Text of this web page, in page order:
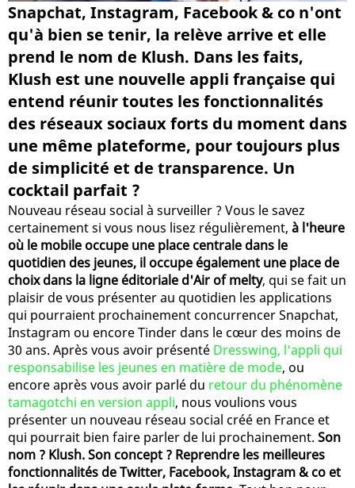
Snapchat, Instagram, Facebook & co n'ont
qu'à bien se tenir, la relève arrive et elle
prend le nom de Klush. Dans les faits,
Klush est une nouvelle appli française qui
entend réunir toutes les fonctionnalités
des réseaux sociaux forts du moment dans
une même plateforme, pour toujours plus
de simplicité et de transparence. Un
cocktail parfait ?
Nouveau réseau social à surveiller ? Vous le savez
certainement si vous nous lisez régulièrement, à l'heure
où le mobile occupe une place centrale dans le
quotidien des jeunes, il occupe également une place de
choix dans la ligne éditoriale d'Air of melty, qui se fait un
plaisir de vous présenter au quotidien les applications
qui pourraient prochainement concurrencer Snapchat,
Instagram ou encore Tinder dans le cœur des moins de
30 ans. Après vous avoir présenté Dresswing, l'appli qui
responsabilise les jeunes en matière de mode, ou
encore après vous avoir parlé du retour du phénomène
tamagotchi en version appli, nous voulions vous
présenter un nouveau réseau social créé en France et
qui pourrait bien faire parler de lui prochainement. Son
nom ? Klush. Son concept ? Reprendre les meilleures
fonctionnalités de Twitter, Facebook, Instagram & co et